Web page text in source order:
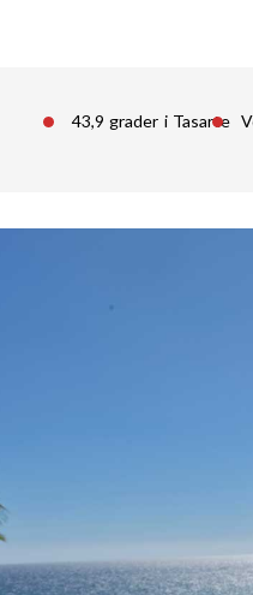
43,9 grader i Tasarte